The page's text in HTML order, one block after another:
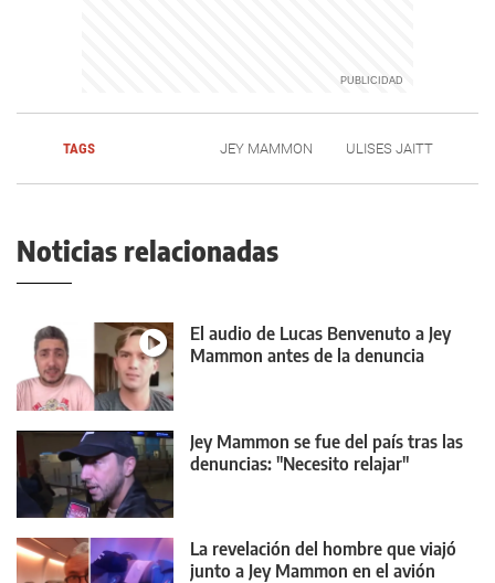
TAGS JEY MAMMON ULISES JAITT
Noticias relacionadas
El audio de Lucas Benvenuto a Jey
Mammon antes de la denuncia
Jey Mammon se fue del país tras las
denuncias: "Necesito relajar"
La revelación del hombre que viajó
junto a Jey Mammon en el avión